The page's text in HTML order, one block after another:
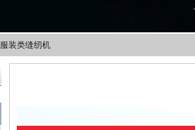
服装类缝纫机